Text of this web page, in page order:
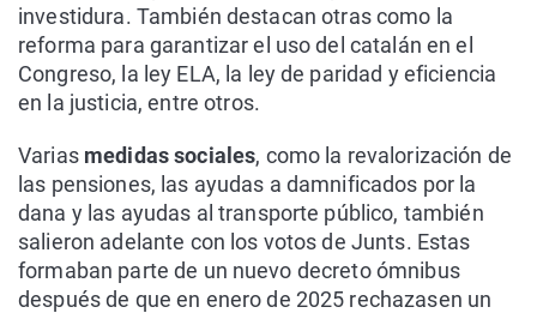
investidura. También destacan otras como la
reforma para garantizar el uso del catalán en el
Congreso, la ley ELA, la ley de paridad y eficiencia
en la justicia, entre otros.
Varias medidas sociales, como la revalorización de
las pensiones, las ayudas a damnificados por la
dana y las ayudas al transporte público, también
salieron adelante con los votos de Junts. Estas
formaban parte de un nuevo decreto ómnibus
después de que en enero de 2025 rechazasen un